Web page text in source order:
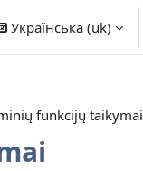
Українська ‎(uk)‎
funkcijų taikymai